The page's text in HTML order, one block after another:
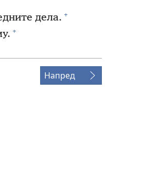
дела. +
+
Напред